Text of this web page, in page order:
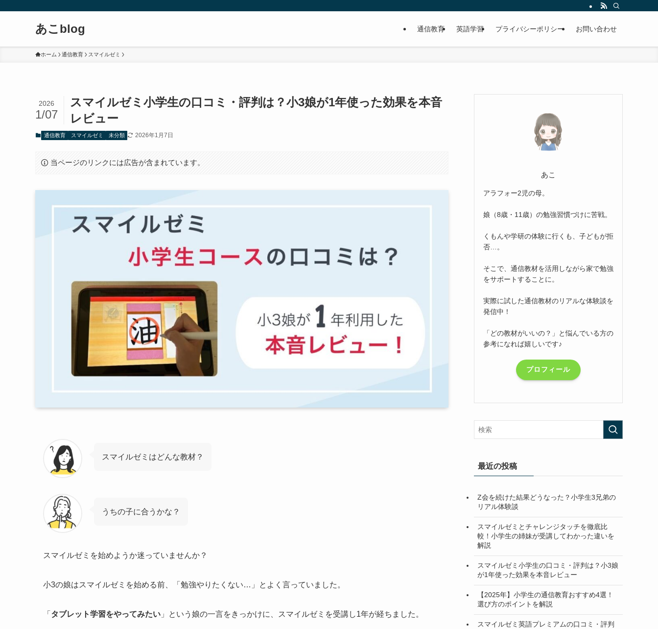
あこblog 通信教育 英語学習 プライバシーポリシー お問い合わせ
ホーム 通信教育 スマイルゼミ
スマイルゼミ小学生の口コミ・評判は？小3娘が1年使った効果を本音
レビュー
2026
1/07
通信教育 スマイルゼミ 未分類 2026年1月7日
当ページのリンクには広告が含まれています。
スマイルゼミはどんな教材？
うちの子に合うかな？
スマイルゼミを始めようか迷っていませんか？
小3の娘はスマイルゼミを始める前、「勉強やりたくない…」とよく言っていました。
「 タブレット学習をやってみたい 」という娘の一言をきっかけに、スマイルゼミを受講し1年が経ちました。
あこ
アラフォー2児の母。
娘（8歳・11歳）の勉強習慣づけに苦戦。
くもんや学研の体験に行くも、子どもが拒
否…。
そこで、通信教材を活用しながら家で勉強
をサポートすることに。
実際に試した通信教材のリアルな体験談を
発信中！
「どの教材がいいの？」と悩んでいる方の
参考になれば嬉しいです♪
プロフィール
最近の投稿
Z会を続けた結果どうなった？小学生3兄弟の
リアル体験談
スマイルゼミとチャレンジタッチを徹底比
較！小学生の姉妹が受講してわかった違いを
解説
スマイルゼミ小学生の口コミ・評判は？小3娘
が1年使った効果を本音レビュー
【2025年】小学生の通信教育おすすめ4選！
選び方のポイントを解説
スマイルゼミ英語プレミアムの口コミ・評判